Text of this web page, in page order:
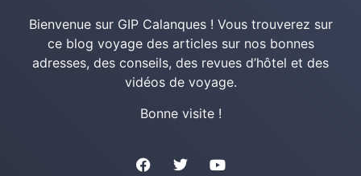
Bienvenue sur GIP Calanques ! Vous trouverez sur
ce blog voyage des articles sur nos bonnes
adresses, des conseils, des revues d’hôtel et des
vidéos de voyage.
Bonne visite !